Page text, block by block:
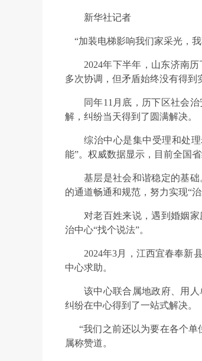
新华社记者
“加装电梯影响我们家采光，
2024年下半年，山东济南
多次协调，但矛盾始终没有得到
同年11月底，历下区社会
解，纠纷当天得到了圆满解决。
综治中心是集中受理和处
能”。权威数据显示，目前全国
基层是社会和谐稳定的基
的通道畅通和规范，努力实现“
对老百姓来说，遇到婚姻
治中心“找个说法”。
2024年3月，江西宜春奉新
中心求助。
该中心联合属地政府、用
纠纷在中心得到了一站式解决。
“我们之前还以为要在各个单
属称赞道。